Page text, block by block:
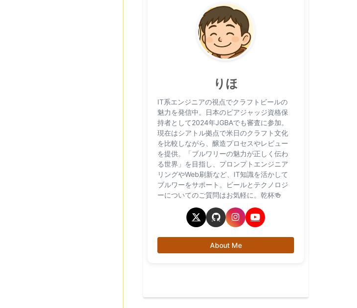
りほ
IT系エンジニアの視点でクラフトビールの
魅力を発信中。日本のビアジャッジ資格保
持者として2024年JGBAでも審査に参加。
現在はシアトル拠点で米日のクラフト文化
を比較しながら、醸造プロセスやレビュー
を提供。「ブルワリーの魅力が正しく伝わ
る世界」を目指し、プロンプトエンジニア
リングやWeb刷新など、IT知識を活かして
ブルワーをサポート。ビールとテクノロジ
ーについてのご質問はお気軽に。乾杯🍻
About Me